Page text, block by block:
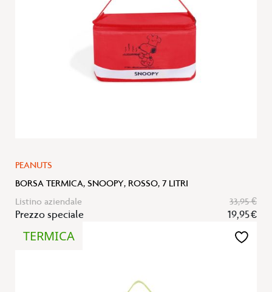
PEANUTS
BORSA TERMICA, SNOOPY, ROSSO, 7 LITRI
Listino aziendale
33,95 €
Prezzo speciale 19,95 €
TERMICA Aggiungi